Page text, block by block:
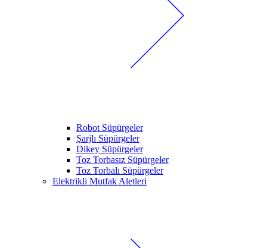
Robot Süpürgeler
Şarjlı Süpürgeler
Dikey Süpürgeler
Toz Torbasız Süpürgeler
Toz Torbalı Süpürgeler
Elektrikli Mutfak Aletleri